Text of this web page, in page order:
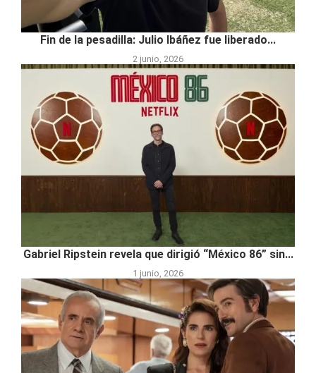
Fin de la pesadilla: Julio Ibáñez fue liberado...
2 junio, 2026
Gabriel Ripstein revela que dirigió “México 86” sin...
1 junio, 2026